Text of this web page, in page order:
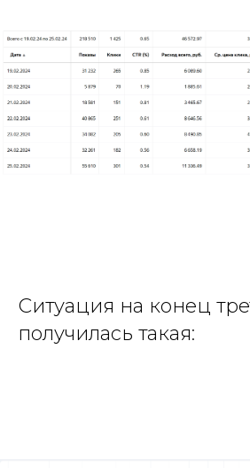
Ситуация на конец
получилась такая: